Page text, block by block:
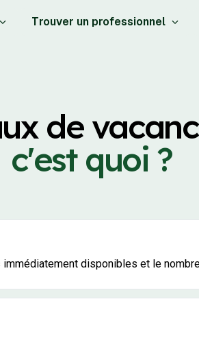
Trouver un professionnel
de
c'est quoi ?
disponibles et le